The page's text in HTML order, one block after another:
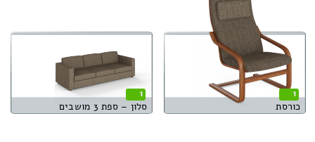
1
כורסת
1
סלון – ספת 3 מושבים